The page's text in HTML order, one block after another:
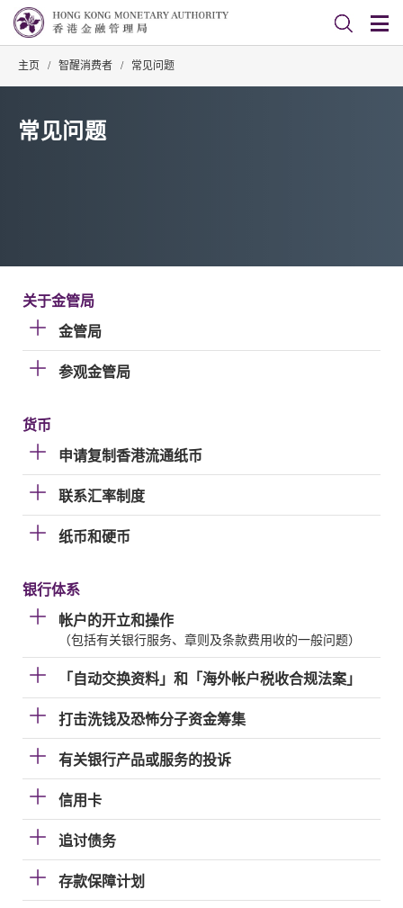
主页 / 智醒消费者 / 常见问题
常见问题
关于金管局
金管局
参观金管局
货币
申请复制香港流通纸币
联系汇率制度
纸币和硬币
银行体系
帐户的开立和操作
（包括有关银行服务、章则及条款费用收的一般问题）
「自动交换资料」和「海外帐户税收合规法案」
打击洗钱及恐怖分子资金筹集
有关银行产品或服务的投诉
信用卡
追讨债务
存款保障计划